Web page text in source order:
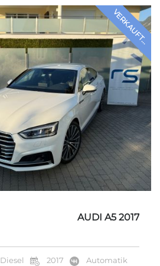
VERKAUFT...
AUDI A5 2017
Diesel 2017 Automatik